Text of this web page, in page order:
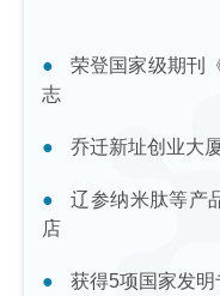
荣登国家级期刊
志
乔迁新址创业大
辽参纳米肽等产
店
获得5项国家发明